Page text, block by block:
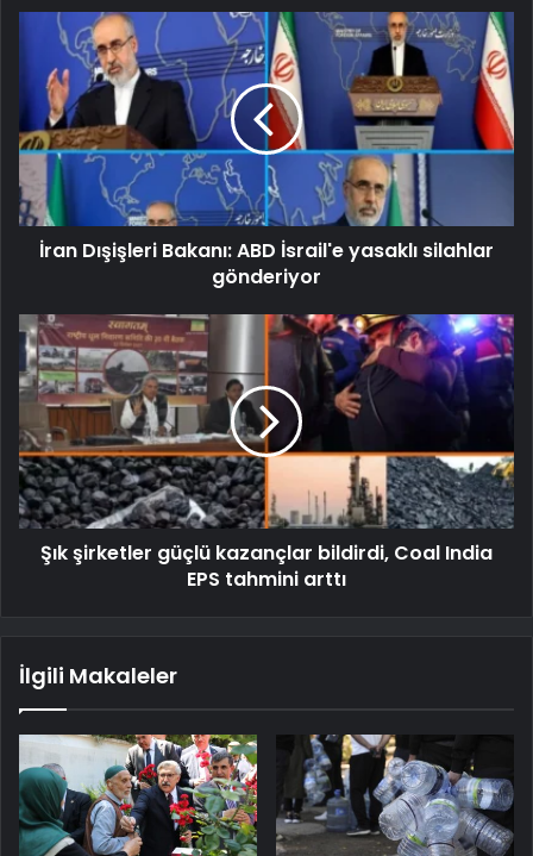
İran Dışişleri Bakanı: ABD İsrail'e yasaklı silahlar
gönderiyor
Şık şirketler güçlü kazançlar bildirdi, Coal India
EPS tahmini arttı
İlgili Makaleler